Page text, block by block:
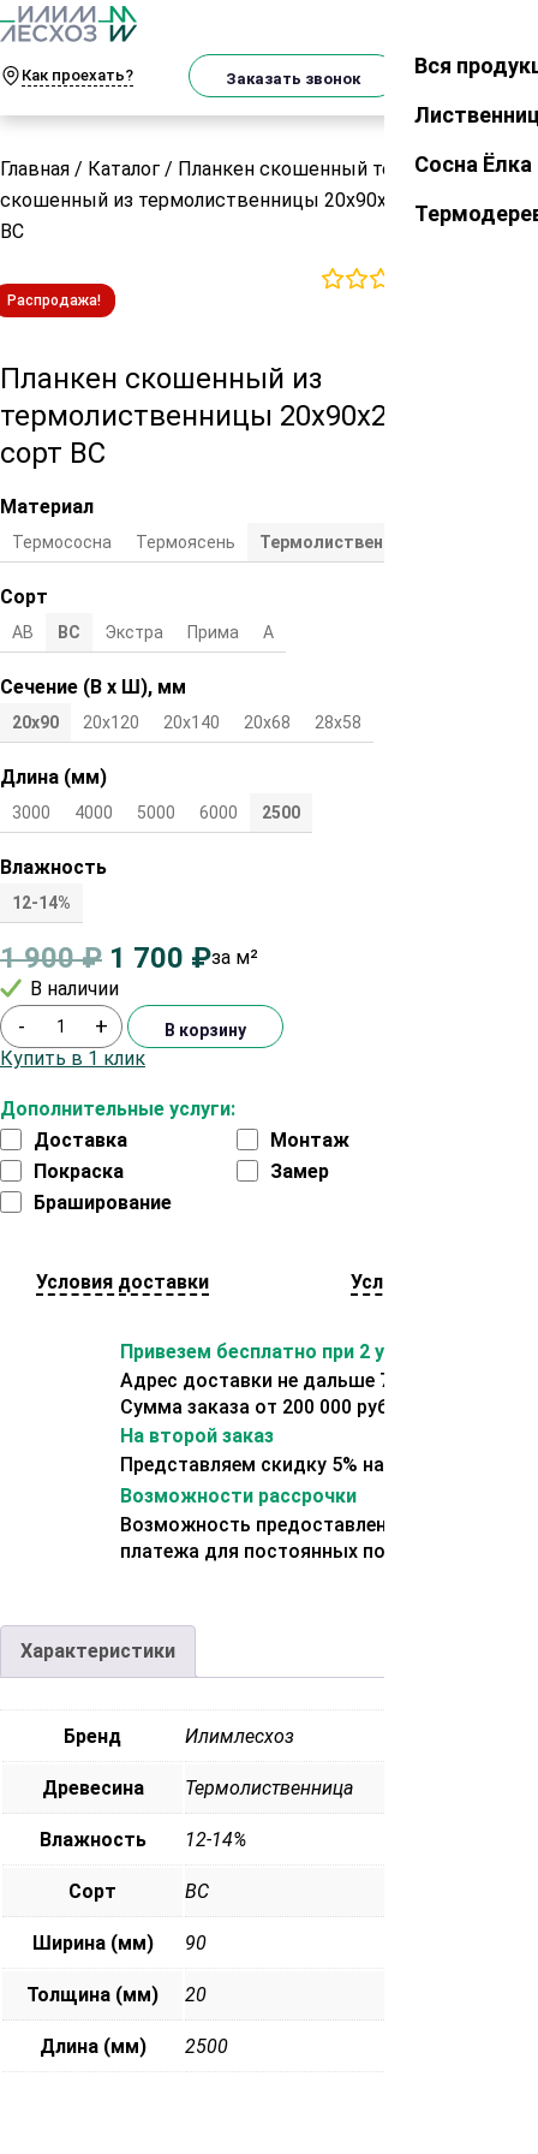
Как проехать? Заказать звонок Закрыть
Вся
Сосна Ёлка
Главная / Каталог / Планкен скошенный термо/Планкен
скошенный из термолиственницы 20х90х2500 мм сорт
ВС
Распродажа!
Планкен скошенный из
термолиственницы 20х90х2500 мм
сорт ВС
Материал
Термососна Термоясень Термолиственница
Сорт
АВ ВС Экстра Прима А
Сечение (В х Ш), мм
20х90 20х120 20х140 20х68 28х58
Длина (мм)
3000 4000 5000 6000 2500
Влажность
12-14%
1 900₽ 1 700 ₽за м²
В наличии
Дополнительные услуги:
Доставка
Монтаж
Покраска
Замер
Браширование
- + В корзину
Купить в 1 клик
Условия доставки Условия оплаты
Привезем бесплатно при 2 условиях:
Адрес доставки не дальше 70 км от склада.
Сумма заказа от 200 000 рублей.
На второй заказ
Представляем скидку 5% на второй заказ
Возможности рассрочки
Возможность предоставления отсрочки
платежа для постоянных покупателей.
Характеристики
Бренд Илимлесхоз
Древесина Термолиственница
Влажность 12-14%
Сорт ВС
Ширина (мм) 90
Толщина (мм) 20
Длина (мм) 2500